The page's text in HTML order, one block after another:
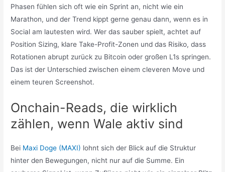
Phasen fühlen sich oft wie ein Sprint an, nicht wie ein
Marathon, und der Trend kippt gerne genau dann, wenn es in
Social am lautesten wird. Wer das sauber spielt, achtet auf
Position Sizing, klare Take-Profit-Zonen und das Risiko, dass
Rotationen abrupt zurück zu Bitcoin oder großen L1s springen.
Das ist der Unterschied zwischen einem cleveren Move und
einem teuren Screenshot.
Onchain-Reads, die wirklich
zählen, wenn Wale aktiv sind
Bei Maxi Doge (MAXI) lohnt sich der Blick auf die Struktur
hinter den Bewegungen, nicht nur auf die Summe. Ein